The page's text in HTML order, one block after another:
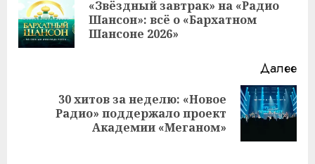
«Звёздный завтрак» на «Радио
Шансон»: всё о «Бархатном
Шансоне 2026»
Далее
Следующая
30 хитов за неделю: «Новое
Радио» поддержало проект
Академии «Меганом»